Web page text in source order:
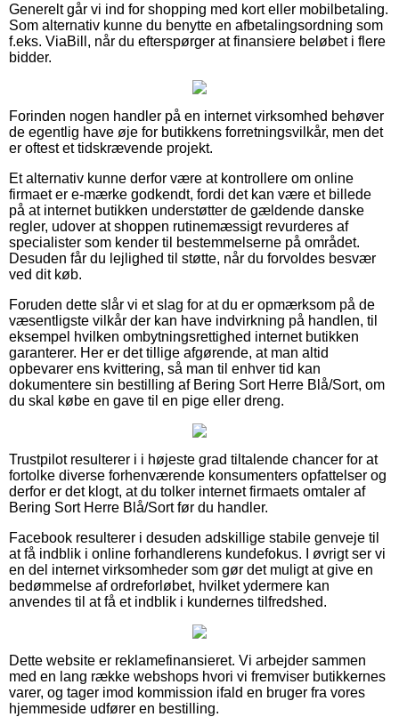
Generelt går vi ind for shopping med kort eller mobilbetaling.
Som alternativ kunne du benytte en afbetalingsordning som
f.eks. ViaBill, når du efterspørger at finansiere beløbet i flere
bidder.
Forinden nogen handler på en internet virksomhed behøver
de egentlig have øje for butikkens forretningsvilkår, men det
er oftest et tidskrævende projekt.
Et alternativ kunne derfor være at kontrollere om online
firmaet er e-mærke godkendt, fordi det kan være et billede
på at internet butikken understøtter de gældende danske
regler, udover at shoppen rutinemæssigt revurderes af
specialister som kender til bestemmelserne på området.
Desuden får du lejlighed til støtte, når du forvoldes besvær
ved dit køb.
Foruden dette slår vi et slag for at du er opmærksom på de
væsentligste vilkår der kan have indvirkning på handlen, til
eksempel hvilken ombytningsrettighed internet butikken
garanterer. Her er det tillige afgørende, at man altid
opbevarer ens kvittering, så man til enhver tid kan
dokumentere sin bestilling af Bering Sort Herre Blå/Sort, om
du skal købe en gave til en pige eller dreng.
Trustpilot resulterer i i højeste grad tiltalende chancer for at
fortolke diverse forhenværende konsumenters opfattelser og
derfor er det klogt, at du tolker internet firmaets omtaler af
Bering Sort Herre Blå/Sort før du handler.
Facebook resulterer i desuden adskillige stabile genveje til
at få indblik i online forhandlerens kundefokus. I øvrigt ser vi
en del internet virksomheder som gør det muligt at give en
bedømmelse af ordreforløbet, hvilket ydermere kan
anvendes til at få et indblik i kundernes tilfredshed.
Dette website er reklamefinansieret. Vi arbejder sammen
med en lang række webshops hvori vi fremviser butikkernes
varer, og tager imod kommission ifald en bruger fra vores
hjemmeside udfører en bestilling.